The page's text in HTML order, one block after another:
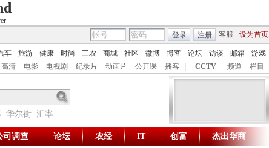
客服 设为首页
登录 注册
车 旅游 健康 时尚 三农 商城 社区 微博 博客 论坛 访谈 邮箱
游戏
高清 电影 电视剧 纪录片 动画片 公开课 播客 CCTV 频道 栏目
华尔街 汇率
司调查 论坛 农经 IT 创富 杰出华商